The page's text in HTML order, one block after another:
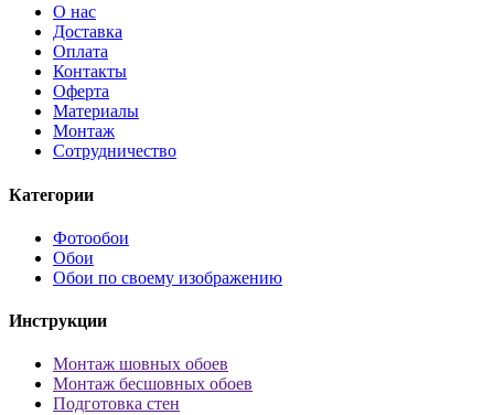
О нас
Доставка
Оплата
Контакты
Оферта
Материалы
Монтаж
Сотрудничество
Категории
Фотообои
Обои
Обои по своему изображению
Инструкции
Монтаж шовных обоев
Монтаж бесшовных обоев
Подготовка стен